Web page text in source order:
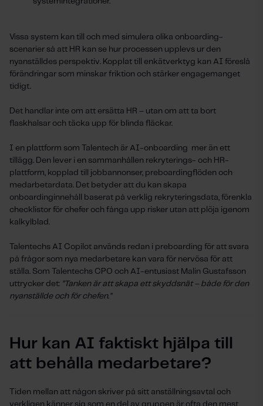
Vissa system kan till och med simulera olika onboarding-
scenarier så att HR kan se hur processen upplevs ur den
nyanställdes perspektiv. Kopplat till enkätverktyg kan AI föreslå
förändringar som minskar friktion och stärker engagemanget
tidigt.
Det handlar inte om att ersätta HR – utan om att ta bort
flaskhalsar och täcka upp för blinda fläckar.
I en plattform som Talentech är AI-onboarding mer än ett
tillägg. Den lever i en sammanhållen rekryterings- och HR-
plattform, kopplad till jobbannonser, preboardingflöden och
medarbetardata. Det betyder att du kan skapa
onboardinginnehåll baserat på verklig rekryteringsdata, förenkla
checklistor för chefer och fånga upp risker utan att plöja igenom
kalkylblad.
Talentechs AI Copilot används redan i preboarding för att svara
på frågor som nya medarbetare kan vara för nervösa för att
ställa. Som Talentechs CPO och AI-entusiast Malin Gustafsson
uttrycker det: ”Tanken är att skapa ett skyddsnät – både för den
nyanställde och för chefen.”
Hur kan AI faktiskt hjälpa till
att behålla medarbetare?
Tiden mellan att någon skriver på sitt anställningsavtal och
verkligen känner sig som en del av gruppen är ofta den mest